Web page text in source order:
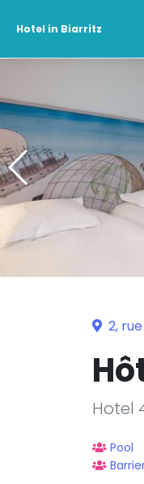
Hotel in Biarritz
2,
Hotel
Pool